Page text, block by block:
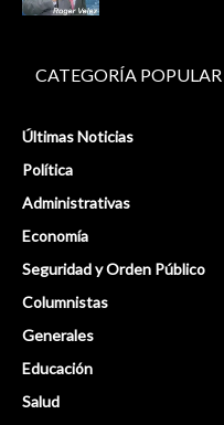
CATEGORÍA POPULAR
Últimas Noticias
Política
Administrativas
Economía
Seguridad y Orden Público
Columnistas
Generales
Educación
Salud